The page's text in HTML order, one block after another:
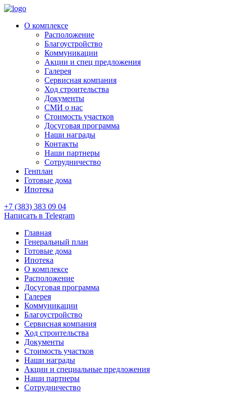
О комплексе
Расположение
Благоустройство
Коммуникации
Акции и спец предложения
Галерея
Сервисная компания
Ход строительства
Документы
СМИ о нас
Стоимость участков
Досуговая программа
Наши награды
Контакты
Наши партнеры
Сотрудничество
Генплан
Готовые дома
Ипотека
+7 (383) 383 09 04
Написать в Telegram
Главная
Генеральный план
Готовые дома
Ипотека
О комплексе
Расположение
Досуговая программа
Галерея
Коммуникации
Благоустройство
Сервисная компания
Ход строительства
Документы
Стоимость участков
Наши награды
Акции и специальные предложения
Наши партнеры
Сотрудничество